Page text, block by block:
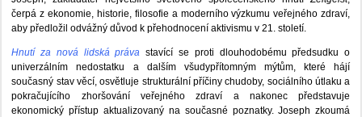
čerpá z ekonomie, historie, filosofie a moderního výzkumu veřejného zdraví,
aby předložil odvážný důvod k přehodnocení aktivismu v 21. století.
Hnutí za nová lidská práva stavící se proti dlouhodobému předsudku o
univerzálním nedostatku a dalším všudypřítomným mýtům, které hájí
současný stav věcí, osvětluje strukturální příčiny chudoby, sociálního útlaku a
pokračujícího zhoršování veřejného zdraví a nakonec představuje
ekonomický přístup aktualizovaný na současné poznatky. Joseph zkoumá